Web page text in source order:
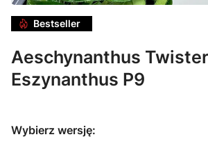
Bestseller
Aeschynanthus Twister
Eszynanthus P9
Wybierz wersję: